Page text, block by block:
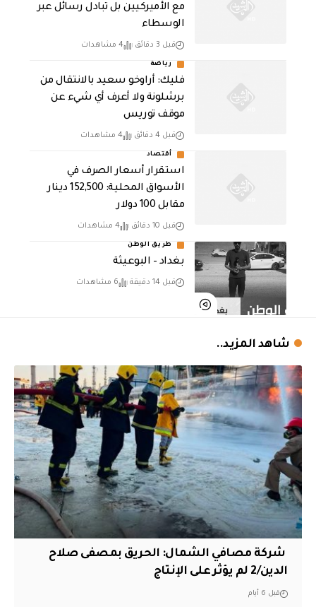
مع الأميركيين بل تبادل رسائل عبر
الوسطاء
قبل 3 دقائق 4 مشاهدات
رياضة
فليك: أراوخو سعيد بالانتقال من
برشلونة ولا أعرف أي شيء عن
موقف توريس
قبل 4 دقائق 4 مشاهدات
أقتصاد
استقرار أسعار الصرف في
الأسواق المحلية: 152,500 دينار
مقابل 100 دولار
قبل 10 دقائق 4 مشاهدات
طريق الوطن
بغداد – البوعيثة
قبل 14 دقيقة 6 مشاهدات
شاهد المزيد..
‏ شركة مصافي الشمال: الحريق بمصفى صلاح
الدين/2 لم يؤثر على الإنتاج
قبل 6 أيام